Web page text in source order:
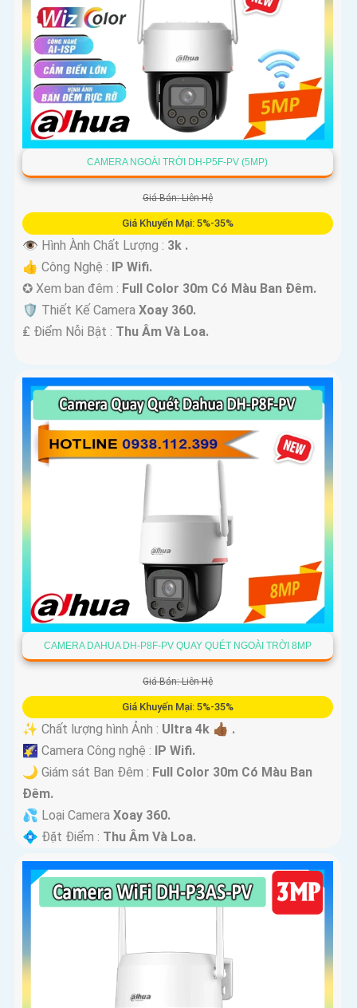
CAMERA NGOÀI TRỜI DH-P5F-PV (5MP)
Giá Bán: Liên Hệ
Giá Khuyến Mại: 5%-35%
👁 Hình Ành Chất Lượng : 3k .
👍 Công Nghệ : IP Wifi.
✪ Xem ban đêm : Full Color 30m Có Màu Ban Ðêm.
🛡 Thiết Kế Camera Xoay 360.
️₤ Điểm Nỗi Bật : Thu Âm Và Loa.
CAMERA DAHUA DH-P8F-PV QUAY QUÉT NGOÀI TRỜI 8MP
Giá Bán: Liên Hệ
Giá Khuyến Mại: 5%-35%
✨ Chất lượng hình Ảnh : Ultra 4k 👍🏾 .
🌠 Camera Công nghệ : IP Wifi.
🌙 Giám sát Ban Đêm : Full Color 30m Có Màu Ban
Ðêm.
💦 Loại Camera Xoay 360.
️💠 Đặt Điểm : Thu Âm Và Loa.